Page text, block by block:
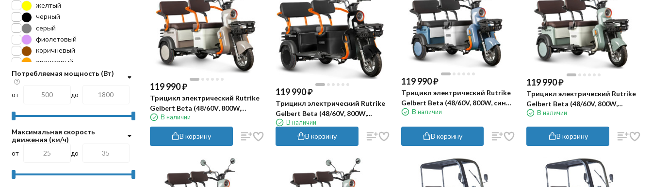
119 990₽
Трицикл электрический Rutrike
Gelbert Beta (48/60V, 800W,
бежевый)
В наличии
В корзину
119 990₽
Трицикл электрический Rutrike
Gelbert Beta (48/60V, 800W,
черный)
В наличии
В корзину
119 990₽
Трицикл электрический Rutrike
Gelbert Beta (48/60V, 800W, сине-
белый)
В наличии
В корзину
119 990₽
Трицикл электрический Rutrike
Gelbert Beta (48/60V, 800W,
зелено-белый)
В наличии
В корзину
желтый
черный
серый
фиолетовый
коричневый
оранжевый
серебро
Потребляемая мощность (Вт)
от до
Максимальная скорость
движения (км/ч)
от
до